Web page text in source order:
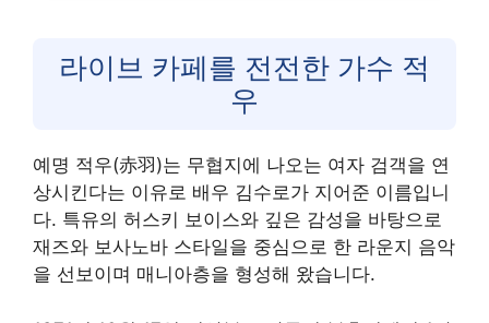
라이브 카페를 전전한 가수 적
우
예명 적우(赤羽)는 무협지에 나오는 여자 검객을 연
상시킨다는 이유로 배우 김수로가 지어준 이름입니
다. 특유의 허스키 보이스와 깊은 감성을 바탕으로
재즈와 보사노바 스타일을 중심으로 한 라운지 음악
을 선보이며 매니아층을 형성해 왔습니다.